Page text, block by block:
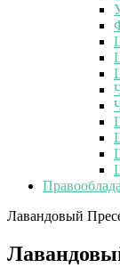
Лавандовый